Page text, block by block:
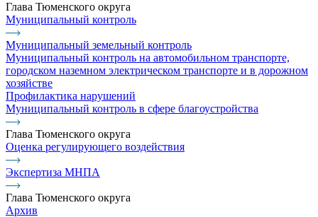
Глава Тюменского округа
Муниципальный контроль
Муниципальный земельный контроль
Муниципальный контроль на автомобильном транспорте,
городском наземном электрическом транспорте и в дорожном
хозяйстве
Профилактика нарушений
Муниципальный контроль в сфере благоустройства
Глава Тюменского округа
Оценка регулирующего воздействия
Экспертиза МНПА
Глава Тюменского округа
Архив